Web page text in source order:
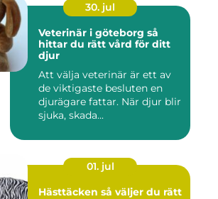
30. jul
Veterinär i göteborg så
hittar du rätt vård för ditt
djur
Att välja veterinär är ett av
de viktigaste besluten en
djurägare fattar. När djur blir
sjuka, skada...
01. jul
Hästtäcken så väljer du rätt